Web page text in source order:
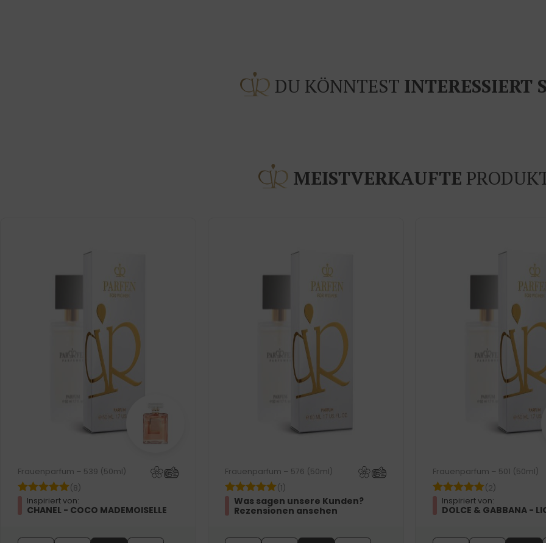
DU KÖNNTEST INTERESSIERT
MEISTVERKAUFTE
Frauenparfum – 539 (50ml)
(8)
Inspiriert von:
CHANEL - COCO MADEMOISELLE
Frauenparfum – 576 (50ml)
(1)
Was sagen unsere Kunden?
Rezensionen ansehen
Frauenparfum – 501 (50ml)
(2)
Inspiriert von:
DOLCE & GABBANA -